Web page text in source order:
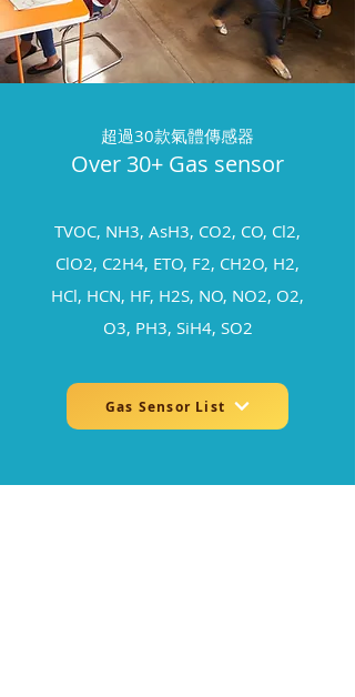
超過30款氣體傳感器
Over 30+ Gas sensor
TVOC, NH3, AsH3, CO2, CO, Cl2,
ClO2, C2H4, ETO, F2, CH2O, H2,
HCl, HCN, HF, H2S, NO, NO2, O2,
O3, PH3, SiH4, SO2
Gas Sensor List